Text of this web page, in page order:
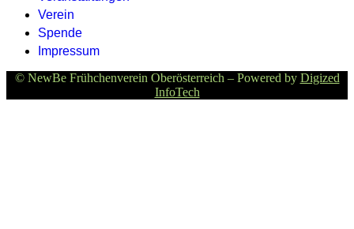
Verein
Spende
Impressum
© NewBe Frühchenverein Oberösterreich – Powered by Digized
InfoTech